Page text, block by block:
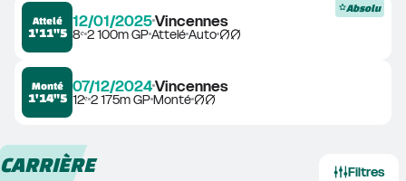
Attelé
1'11"5
12/01/2025Vincennes
8ᵉ2 100m GPAtteléAuto
Absolu
Monté
1'14"5
07/12/2024Vincennes
12ᵉ2 175m GPMonté
CARRIÈRE Filtres